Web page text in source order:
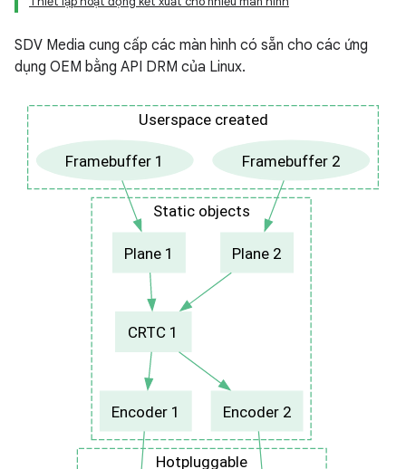
SDV Media cung cấp các màn hình có sẵn cho các ứng
dụng OEM bằng API DRM của Linux.